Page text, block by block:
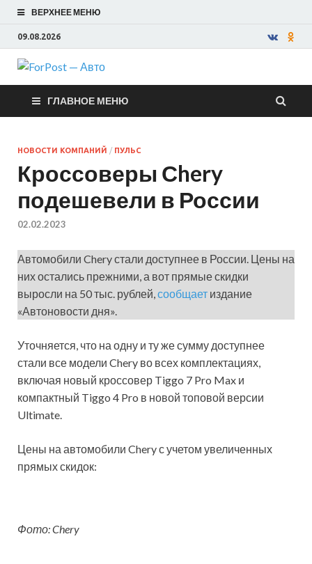
ВЕРХНЕЕ МЕНЮ
09.08.2026
ForPost —
Авто
ГЛАВНОЕ МЕНЮ
НОВОСТИ КОМПАНИЙ / ПУЛЬС
Кроссоверы Сhery
подешевели в России
02.02.2023
Автомобили Chery стали доступнее в России. Цены на
них остались прежними, а вот прямые скидки
выросли на 50 тыс. рублей,сообщает издание
«Автоновости дня».
Уточняется, что на одну и ту же сумму доступнее
стали все модели Chery во всех комплектациях,
включая новый кроссовер Tiggo 7 Pro Max и
компактный Tiggo 4 Pro в новой топовой версии
Ultimate.
Цены на автомобили Chery с учетом увеличенных
прямых скидок:
Фото: Chery